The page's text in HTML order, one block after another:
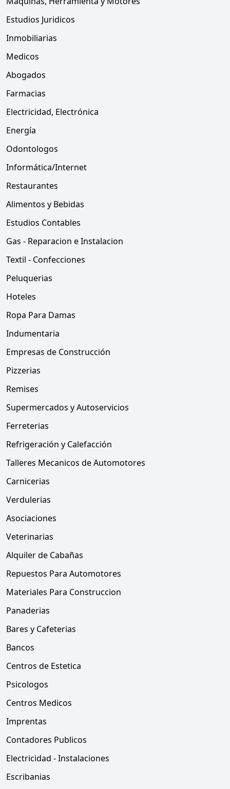
Estudios Juridicos
Inmobiliarias
Medicos
Abogados
Farmacias
Electricidad, Electrónica
Energía
Odontologos
Informática/Internet
Restaurantes
Alimentos y Bebidas
Estudios Contables
Gas - Reparacion e Instalacion
Textil - Confecciones
Peluquerias
Hoteles
Ropa Para Damas
Indumentaria
Empresas de Construcción
Pizzerias
Remises
Supermercados y Autoservicios
Ferreterias
Refrigeración y Calefacción
Talleres Mecanicos de Automotores
Carnicerias
Verdulerias
Asociaciones
Veterinarias
Alquiler de Cabañas
Repuestos Para Automotores
Materiales Para Construccion
Panaderias
Bares y Cafeterias
Bancos
Centros de Estetica
Psicologos
Centros Medicos
Imprentas
Contadores Publicos
Electricidad - Instalaciones
Escribanias